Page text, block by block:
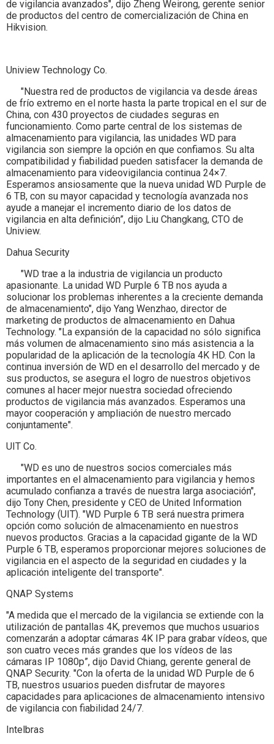
de vigilancia avanzados", dijo Zheng Weirong, gerente senior
de productos del centro de comercialización de China en
Hikvision.
Uniview Technology Co.
"Nuestra red de productos de vigilancia va desde áreas
de frío extremo en el norte hasta la parte tropical en el sur de
China, con 430 proyectos de ciudades seguras en
funcionamiento. Como parte central de los sistemas de
almacenamiento para vigilancia, las unidades WD para
vigilancia son siempre la opción en que confiamos. Su alta
compatibilidad y fiabilidad pueden satisfacer la demanda de
almacenamiento para videovigilancia continua 24×7.
Esperamos ansiosamente que la nueva unidad WD Purple de
6 TB, con su mayor capacidad y tecnología avanzada nos
ayude a manejar el incremento diario de los datos de
vigilancia en alta definición”, dijo Liu Changkang, CTO de
Uniview.
Dahua Security
"WD trae a la industria de vigilancia un producto
apasionante. La unidad WD Purple 6 TB nos ayuda a
solucionar los problemas inherentes a la creciente demanda
de almacenamiento", dijo Yang Wenzhao, director de
marketing de productos de almacenamiento en Dahua
Technology. "La expansión de la capacidad no sólo significa
más volumen de almacenamiento sino más asistencia a la
popularidad de la aplicación de la tecnología 4K HD. Con la
continua inversión de WD en el desarrollo del mercado y de
sus productos, se asegura el logro de nuestros objetivos
comunes al hacer mejor nuestra sociedad ofreciendo
productos de vigilancia más avanzados. Esperamos una
mayor cooperación y ampliación de nuestro mercado
conjuntamente".
UIT Co.
"WD es uno de nuestros socios comerciales más
importantes en el almacenamiento para vigilancia y hemos
acumulado confianza a través de nuestra larga asociación",
dijo Tony Chen, presidente y CEO de United Information
Technology (UIT). "WD Purple 6 TB será nuestra primera
opción como solución de almacenamiento en nuestros
nuevos productos. Gracias a la capacidad gigante de la WD
Purple 6 TB, esperamos proporcionar mejores soluciones de
vigilancia en el aspecto de la seguridad en ciudades y la
aplicación inteligente del transporte".
QNAP Systems
"A medida que el mercado de la vigilancia se extiende con la
utilización de pantallas 4K, prevemos que muchos usuarios
comenzarán a adoptar cámaras 4K IP para grabar vídeos, que
son cuatro veces más grandes que los vídeos de las
cámaras IP 1080p”, dijo David Chiang, gerente general de
QNAP Security. "Con la oferta de la unidad WD Purple de 6
TB, nuestros usuarios pueden disfrutar de mayores
capacidades para aplicaciones de almacenamiento intensivo
de vigilancia con fiabilidad 24/7.
Intelbras